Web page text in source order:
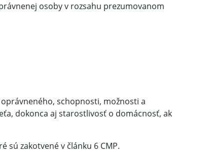
osoby v rozsahu prezumovanom
schopnosti, možnosti a
dokonca aj starostlivosť o domácnosť, ak
zakotvené v článku 6 CMP.